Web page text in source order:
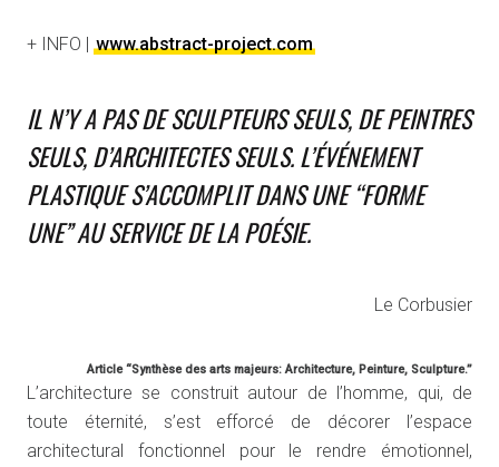
+ INFO | www.abstract-project.com
IL N’Y A PAS DE SCULPTEURS SEULS, DE PEINTRES
SEULS, D’ARCHITECTES SEULS. L’ÉVÉNEMENT
PLASTIQUE S’ACCOMPLIT DANS UNE “FORME
UNE” AU SERVICE DE LA POÉSIE.
Le Corbusier
Article “Synthèse des arts majeurs: Architecture, Peinture, Sculpture.”
L’architecture se construit autour de l’homme, qui, de
toute éternité, s’est efforcé de décorer l’espace
architectural fonctionnel pour le rendre émotionnel,